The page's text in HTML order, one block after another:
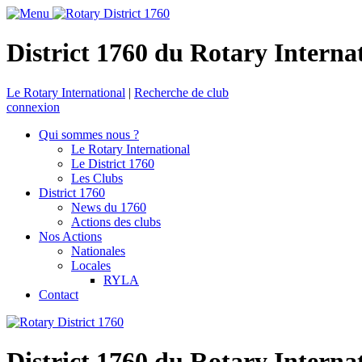
District 1760 du Rotary
Le Rotary International | Recherche de club
connexion
Qui sommes nous ?
Le Rotary International
Le District 1760
Les Clubs
District 1760
News du 1760
Actions des clubs
Nos Actions
Nationales
Locales
RYLA
Contact